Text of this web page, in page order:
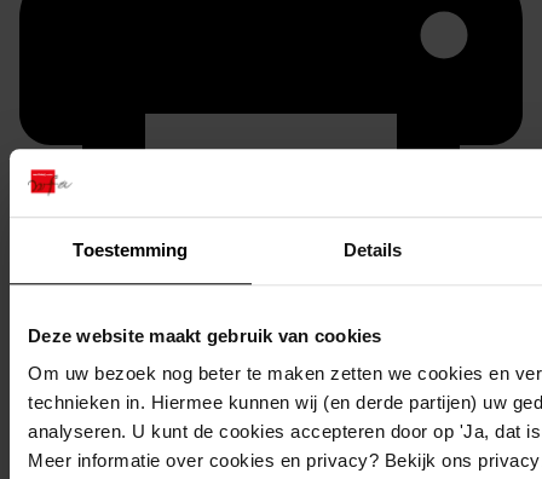
Toestemming Details
Deze website maakt gebruik van cookies
Om uw bezoek nog beter te maken zetten we cookies en
technieken in. Hiermee kunnen wij (en derde partijen) uw
analyseren. U kunt de cookies accepteren door op 'Ja, dat
Meer informatie over cookies en privacy? Bekijk ons
Printen
Inventaris bouwvergunningen Blokker 1935-1978